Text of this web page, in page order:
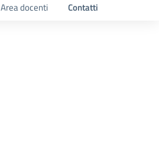
Area docenti Contatti